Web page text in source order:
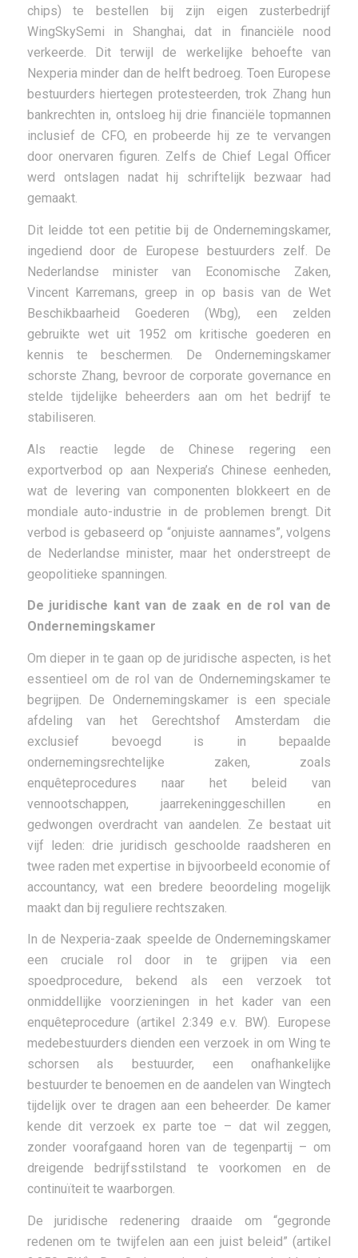
chips) te bestellen bij zijn eigen zusterbedrijf
WingSkySemi in Shanghai, dat in financiële nood
verkeerde. Dit terwijl de werkelijke behoefte van
Nexperia minder dan de helft bedroeg. Toen Europese
bestuurders hiertegen protesteerden, trok Zhang hun
bankrechten in, ontsloeg hij drie financiële topmannen
inclusief de CFO, en probeerde hij ze te vervangen
door onervaren figuren. Zelfs de Chief Legal Officer
werd ontslagen nadat hij schriftelijk bezwaar had
gemaakt.
Dit leidde tot een petitie bij de Ondernemingskamer,
ingediend door de Europese bestuurders zelf. De
Nederlandse minister van Economische Zaken,
Vincent Karremans, greep in op basis van de Wet
Beschikbaarheid Goederen (Wbg), een zelden
gebruikte wet uit 1952 om kritische goederen en
kennis te beschermen. De Ondernemingskamer
schorste Zhang, bevroor de corporate governance en
stelde tijdelijke beheerders aan om het bedrijf te
stabiliseren.
Als reactie legde de Chinese regering een
exportverbod op aan Nexperia’s Chinese eenheden,
wat de levering van componenten blokkeert en de
mondiale auto-industrie in de problemen brengt. Dit
verbod is gebaseerd op “onjuiste aannames”, volgens
de Nederlandse minister, maar het onderstreept de
geopolitieke spanningen.
De juridische kant van de zaak en de rol van de
Ondernemingskamer
Om dieper in te gaan op de juridische aspecten, is het
essentieel om de rol van de Ondernemingskamer te
begrijpen. De Ondernemingskamer is een speciale
afdeling van het Gerechtshof Amsterdam die
exclusief bevoegd is in bepaalde
ondernemingsrechtelijke zaken, zoals
enquêteprocedures naar het beleid van
vennootschappen, jaarrekeninggeschillen en
gedwongen overdracht van aandelen. Ze bestaat uit
vijf leden: drie juridisch geschoolde raadsheren en
twee raden met expertise in bijvoorbeeld economie of
accountancy, wat een bredere beoordeling mogelijk
maakt dan bij reguliere rechtszaken.
In de Nexperia-zaak speelde de Ondernemingskamer
een cruciale rol door in te grijpen via een
spoedprocedure, bekend als een verzoek tot
onmiddellijke voorzieningen in het kader van een
enquêteprocedure (artikel 2:349 e.v. BW). Europese
medebestuurders dienden een verzoek in om Wing te
schorsen als bestuurder, een onafhankelijke
bestuurder te benoemen en de aandelen van Wingtech
tijdelijk over te dragen aan een beheerder. De kamer
kende dit verzoek ex parte toe – dat wil zeggen,
zonder voorafgaand horen van de tegenpartij – om
dreigende bedrijfsstilstand te voorkomen en de
continuïteit te waarborgen.
De juridische redenering draaide om “gegronde
redenen om te twijfelen aan een juist beleid” (artikel